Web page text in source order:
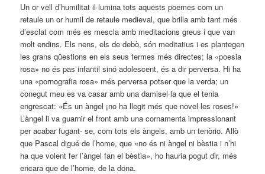
Un or vell d’humilitat il·lumina tots aquests poemes com un
retaule un or humil de retaule medieval, que brilla amb tant més
d’esclat com més es mescla amb meditacions greus i que van
molt endins. Els nens, els de debò, són meditatius i es plantegen
les grans qüestions en els seus termes més directes; la «poesia
rosa» no és pas infantil sinó adolescent, és a dir perversa. Hi ha
una «pornografia rosa» més perversa potser que la verda; un
conegut meu es va casar amb una damisel·la que el tenia
engrescat: «És un àngel ¡no ha llegit més que novel·les roses!»
L’àngel li va guarnir el front amb una cornamenta impressionant
per acabar fugant- se, com tots els àngels, amb un tenòrio. Allò
que Pascal digué de l’home, que «no és ni àngel ni bèstia i n’hi
ha que volent fer l’àngel fan el bèstia», ho hauria pogut dir, més
encara que de l’home, de la dona.